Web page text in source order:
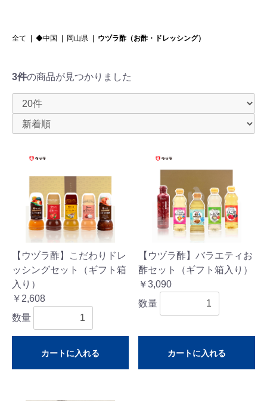
全て | ◆中国 | 岡山県 | ウヅラ酢（お酢・ドレッシング）
3件の商品が見つかりました
【ウヅラ酢】こだわりドレ
ッシングセット（ギフト箱
入り）
￥2,608
数量
カートに入れる
【ウヅラ酢】バラエティお
酢セット（ギフト箱入り）
￥3,090
数量
カートに入れる